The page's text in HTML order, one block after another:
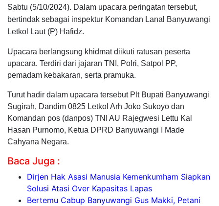
Sabtu (5/10/2024). Dalam upacara peringatan tersebut,
bertindak sebagai inspektur Komandan Lanal Banyuwangi
Letkol Laut (P) Hafidz.
Upacara berlangsung khidmat diikuti ratusan peserta
upacara. Terdiri dari jajaran TNI, Polri, Satpol PP,
pemadam kebakaran, serta pramuka.
Turut hadir dalam upacara tersebut Plt Bupati Banyuwangi
Sugirah, Dandim 0825 Letkol Arh Joko Sukoyo dan
Komandan pos (danpos) TNI AU Rajegwesi Lettu Kal
Hasan Purnomo, Ketua DPRD Banyuwangi I Made
Cahyana Negara.
Baca Juga :
Dirjen Hak Asasi Manusia Kemenkumham Siapkan
Solusi Atasi Over Kapasitas Lapas
Bertemu Cabup Banyuwangi Gus Makki, Petani